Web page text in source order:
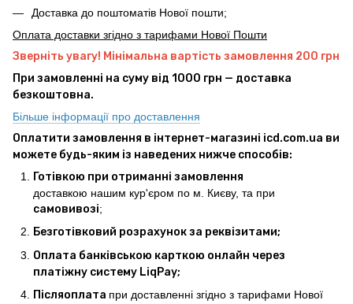
Доставка до поштоматів Нової пошти;
Оплата доставки згідно з тарифами Нової Пошти
Зверніть увагу! Мінімальна вартість замовлення 200 грн
При замовленні на суму від 1000 грн — доставка
безкоштовна.
Більше інформації про доставлення
Оплатити замовлення в інтернет-магазині icd.com.ua ви
можете будь-яким із наведених нижче способів:
Готівкою при отриманні замовлення
доставкою нашим кур'єром по м. Києву, та при
самовивозі;
Безготівковий розрахунок за реквізитами;
Оплата банківською карткою онлайн через
платіжну систему LiqPay;
Післяоплата при доставленні згідно з тарифами Нової